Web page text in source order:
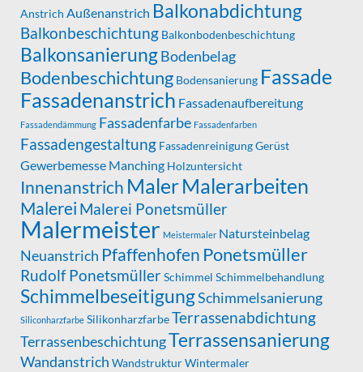
Anstrich Außenanstrich Balkonabdichtung
Balkonbeschichtung Balkonbodenbeschichtung
BalkonsanierungBodenbelag
Bodenbeschichtung Bodensanierung Fassade
Fassadenanstrich Fassadenaufbereitung
Fassadendämmung Fassadenfarbe Fassadenfarben
Fassadengestaltung FassadenreinigungGerüst
Gewerbemesse Manching Holzuntersicht
Innenanstrich MalerMalerarbeiten
Malerei Malerei Ponetsmüller
Malermeister Meistermaler Natursteinbelag
Neuanstrich Pfaffenhofen Ponetsmüller
Rudolf PonetsmüllerSchimmel Schimmelbehandlung
SchimmelbeseitigungSchimmelsanierung
Siliconharzfarbe SilikonharzfarbeTerrassenabdichtung
TerrassenbeschichtungTerrassensanierung
Wandanstrich WandstrukturWintermaler